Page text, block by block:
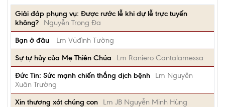
Giải đáp phụng vụ: Được rước lễ khi dự lễ trực tuyến
không?
Nguyễn Trọng Đa
Bạn ở đâu
Lm Vũđình Tường
Sự tự hủy của Mẹ Thiên Chúa
Lm Raniero Cantalamessa
Đức Tin: Sức mạnh chiến thắng dịch bệnh
Lm Nguyễn
Xuân Trường
Xin thương xót chúng con
Lm JB Nguyễn Minh Hùng